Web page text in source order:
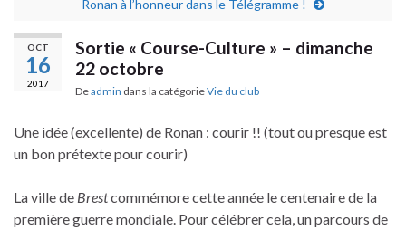
Ronan à l’honneur dans le Télégramme !
OCT
16
2017
Sortie « Course-Culture » – dimanche
22 octobre
Deadmin dans la catégorieVie du club
Une idée (excellente) de Ronan : courir !! (tout ou presque est
un bon prétexte pour courir)
La ville de Brestcommémore cette année le centenaire de la
première guerre mondiale. Pour célébrer cela, un parcours de